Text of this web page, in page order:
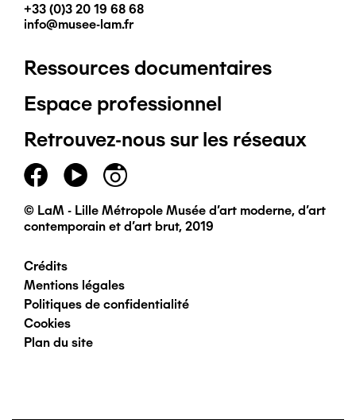
+33 (0)3 20 19 68 68
info@musee-lam.fr
Pied
de
page
principal
Ressources documentaires
Espace professionnel
Retrouvez-nous sur les réseaux
© LaM - Lille Métropole Musée d'art moderne, d'art
contemporain et d'art brut, 2019
Pied
de
page
Crédits
Mentions légales
Politiques de confidentialité
Cookies
Plan du site